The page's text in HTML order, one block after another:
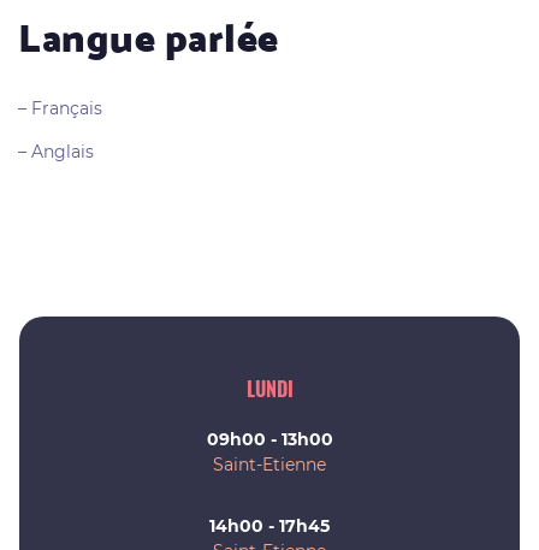
Langue parlée
– Français
– Anglais
LUNDI
09h00 - 13h00
Saint-Etienne
14h00 - 17h45